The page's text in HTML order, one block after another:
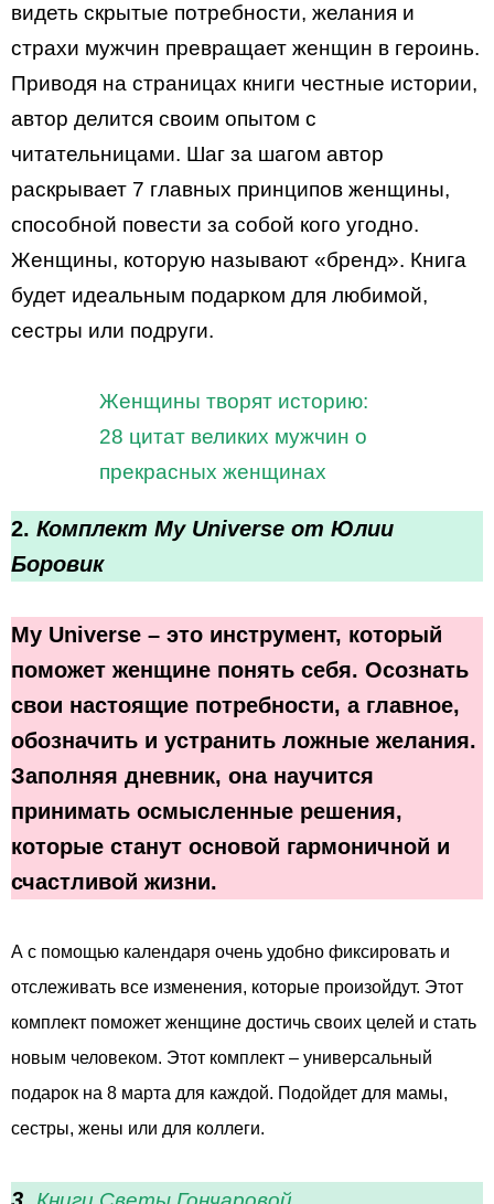
видеть скрытые потребности, желания и
страхи мужчин превращает женщин в героинь.
Приводя на страницах книги честные истории,
автор делится своим опытом с
читательницами. Шаг за шагом автор
раскрывает 7 главных принципов женщины,
способной повести за собой кого угодно.
Женщины, которую называют «бренд». Книга
будет идеальным подарком для любимой,
сестры или подруги.
Женщины творят историю:
28 цитат великих мужчин о
прекрасных женщинах
2. Комплект My Universe от Юлии
Боровик
My Universe – это инструмент, который
поможет женщине понять себя. Осознать
свои настоящие потребности, а главное,
обозначить и устранить ложные желания.
Заполняя дневник, она научится
принимать осмысленные решения,
которые станут основой гармоничной и
счастливой жизни.
А с помощью календаря очень удобно фиксировать и
отслеживать все изменения, которые произойдут. Этот
комплект поможет женщине достичь своих целей и стать
новым человеком. Этот комплект – универсальный
подарок на 8 марта для каждой. Подойдет для мамы,
сестры, жены или для коллеги.